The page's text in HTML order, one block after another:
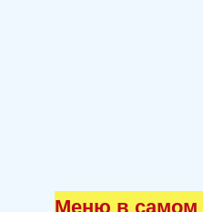
Меню в самом